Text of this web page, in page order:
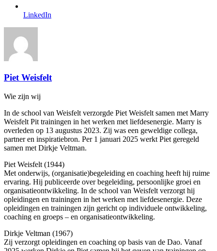
LinkedIn
Piet Weisfelt
Wie zijn wij
In de school van Weisfelt verzorgde Piet Weisfelt samen met Marry
Weisfelt Pit trainingen in het werken met liefdesenergie. Marry is
overleden op 13 augustus 2023. Zij was een geweldige collega,
partner en inspiratiebron. Per 1 januari 2025 werkt Piet geregeld
samen met Dirkje Veltman.
Piet Weisfelt (1944)
Met onderwijs, (organisatie)begeleiding en coaching heeft hij ruime
ervaring. Hij publiceerde over begeleiding, persoonlijke groei en
organisatieontwikkeling. In de school van Weisfelt verzorgt hij
opleidingen en trainingen in het werken met liefdesenergie. Deze
opleidingen en trainingen zijn gericht op individuele ontwikkeling,
coaching en groeps – en organisatieontwikkeling.
Dirkje Veltman (1967)
Zij verzorgt opleidingen en coaching op basis van de Dao. Vanaf